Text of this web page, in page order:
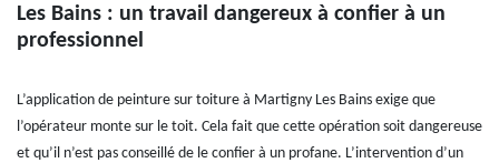
Les Bains : un travail dangereux à confier à un
professionnel
L’application de peinture sur toiture à Martigny Les Bains exige que
l’opérateur monte sur le toit. Cela fait que cette opération soit dangereuse
et qu’il n’est pas conseillé de le confier à un profane. L’intervention d’un